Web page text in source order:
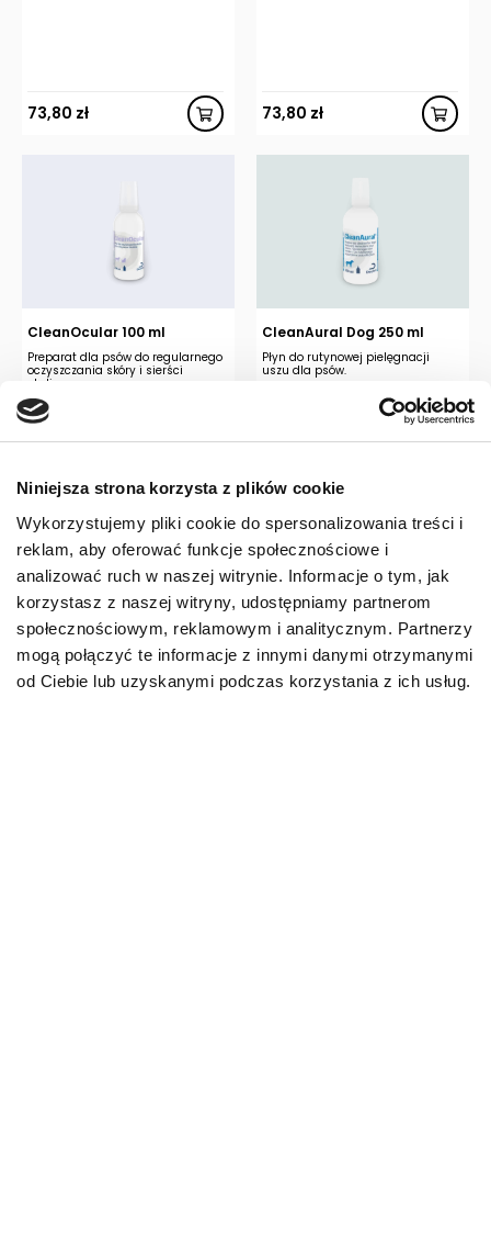
Niniejsza strona korzysta z plików cookie
Wykorzystujemy pliki cookie do spersonalizowania treści i
reklam, aby oferować funkcje społecznościowe i
analizować ruch w naszej witrynie. Informacje o tym, jak
korzystasz z naszej witryny, udostępniamy partnerom
społecznościowym, reklamowym i analitycznym. Partnerzy
mogą połączyć te informacje z innymi danymi otrzymanymi
od Ciebie lub uzyskanymi podczas korzystania z ich usług.
73,80 zł 73,80 zł
CleanOcular 100 ml
Preparat dla psów do regularnego
oczyszczania skóry i sierści
okolicy oczu.
CleanAural Dog 250 ml
Płyn do rutynowej pielęgnacji
uszu dla psów.